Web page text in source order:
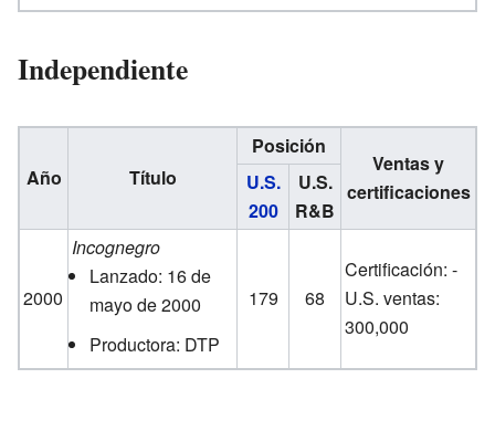
Independiente
Año Título
Posición
Ventas y
certificaciones
U.S.
200
U.S.
R&B
2000
Incognegro
Lanzado: 16 de
mayo de 2000
Productora: DTP
179 68
Certificación: -
U.S. ventas:
300,000